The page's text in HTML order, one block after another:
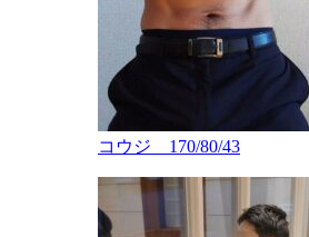
コウジ 170/80/43